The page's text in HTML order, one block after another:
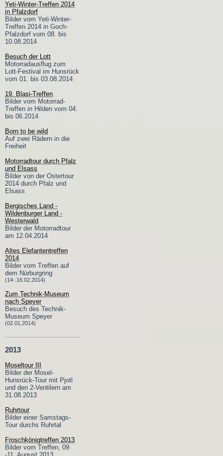
Yeti-Winter-Treffen 2014
in Pfalzdorf
Bilder vom Yeti-Winter-
Treffen 2014 in Goch-
Pfalzdorf vom 08. bis
10.08.2014
Besuch der Lott
Motorradausflug zum
Lott-Festival im Hunsrück
vom 01. bis 03.08.2014
19. Blasi-Treffen
Bilder vom Motorrad-
Treffen in Hilden vom 04.
bis 06.2014
Born to be wild
Auf zwei Rädern in die
Freiheit
Motorradtour durch Pfalz
und Elsass
Bilder von der Ostertour
2014 durch Pfalz und
Elsass
Bergisches Land -
Wildenburger Land -
Westerwald
Bilder der Motorradtour
am 12.04.2014
Altes Elefantentreffen
2014
Bilder vom Treffen auf
dem Nürburgring
(14-.16.02.2014)
Zum Technik-Museum
nach Speyer
Besuch des Technik-
Museum Speyer
(02.01.2014)
2013
Moseltour III
Bilder der Mosel-
Hunsrück-Tour mit Pjotl
und den 2-Ventilern am
31.08.2013
Ruhrtour
Bilder einer Samstags-
Tour durchs Ruhrtal
Froschkönigtreffen 2013
Bilder vom Treffen, 09.